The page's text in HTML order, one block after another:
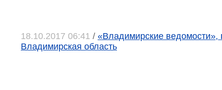
18.10.2017 06:41 / «Владимирские ведомости»,
Владимирская область